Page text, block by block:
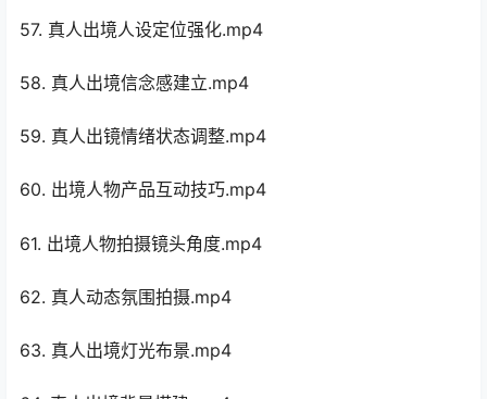
57. 真人出境人设定位强化.mp4
58. 真人出境信念感建立.mp4
59. 真人出镜情绪状态调整.mp4
60. 出境人物产品互动技巧.mp4
61. 出境人物拍摄镜头角度.mp4
62. 真人动态氛围拍摄.mp4
63. 真人出境灯光布景.mp4